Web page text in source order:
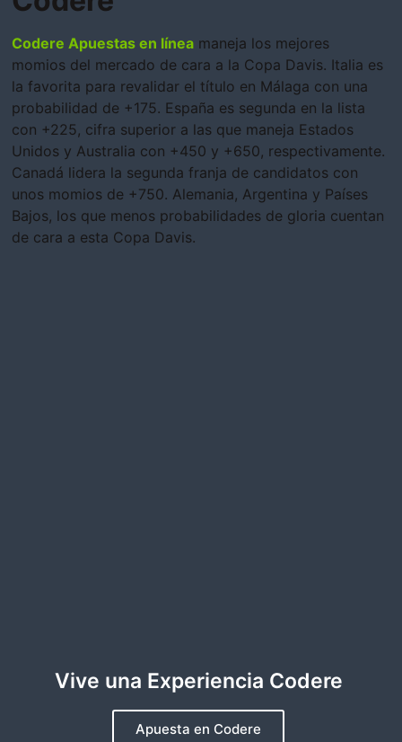
Codere Apuestas en línea maneja los mejores
momios del mercado de cara a la Copa Davis. Italia es
la favorita para revalidar el título en Málaga con una
probabilidad de +175. España es segunda en la lista
con +225, cifra superior a las que maneja Estados
Unidos y Australia con +450 y +650, respectivamente.
Canadá lidera la segunda franja de candidatos con
unos momios de +750. Alemania, Argentina y Países
Bajos, los que menos probabilidades de gloria cuentan
de cara a esta Copa Davis.
Vive una Experiencia Codere
Apuesta en Codere